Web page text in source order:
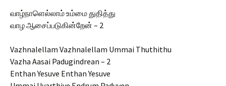
வாழ்நாளெல்லாம் உம்மை துதித்து
வாழ ஆசைப்படுகின்றேன் – 2
Vazhnalellam Vazhnalellam Ummai Thuthithu
Vazha Aasai Padugindrean – 2
Enthan Yesuve Enthan Yesuve